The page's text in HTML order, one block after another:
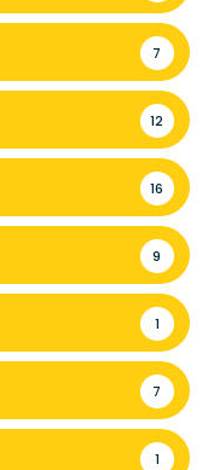
7
12
16
9
1
7
1